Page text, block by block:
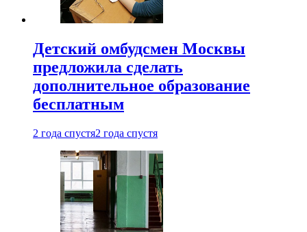
Детский омбудсмен Москвы
предложила сделать
дополнительное образование
бесплатным
2 года спустя2 года спустя